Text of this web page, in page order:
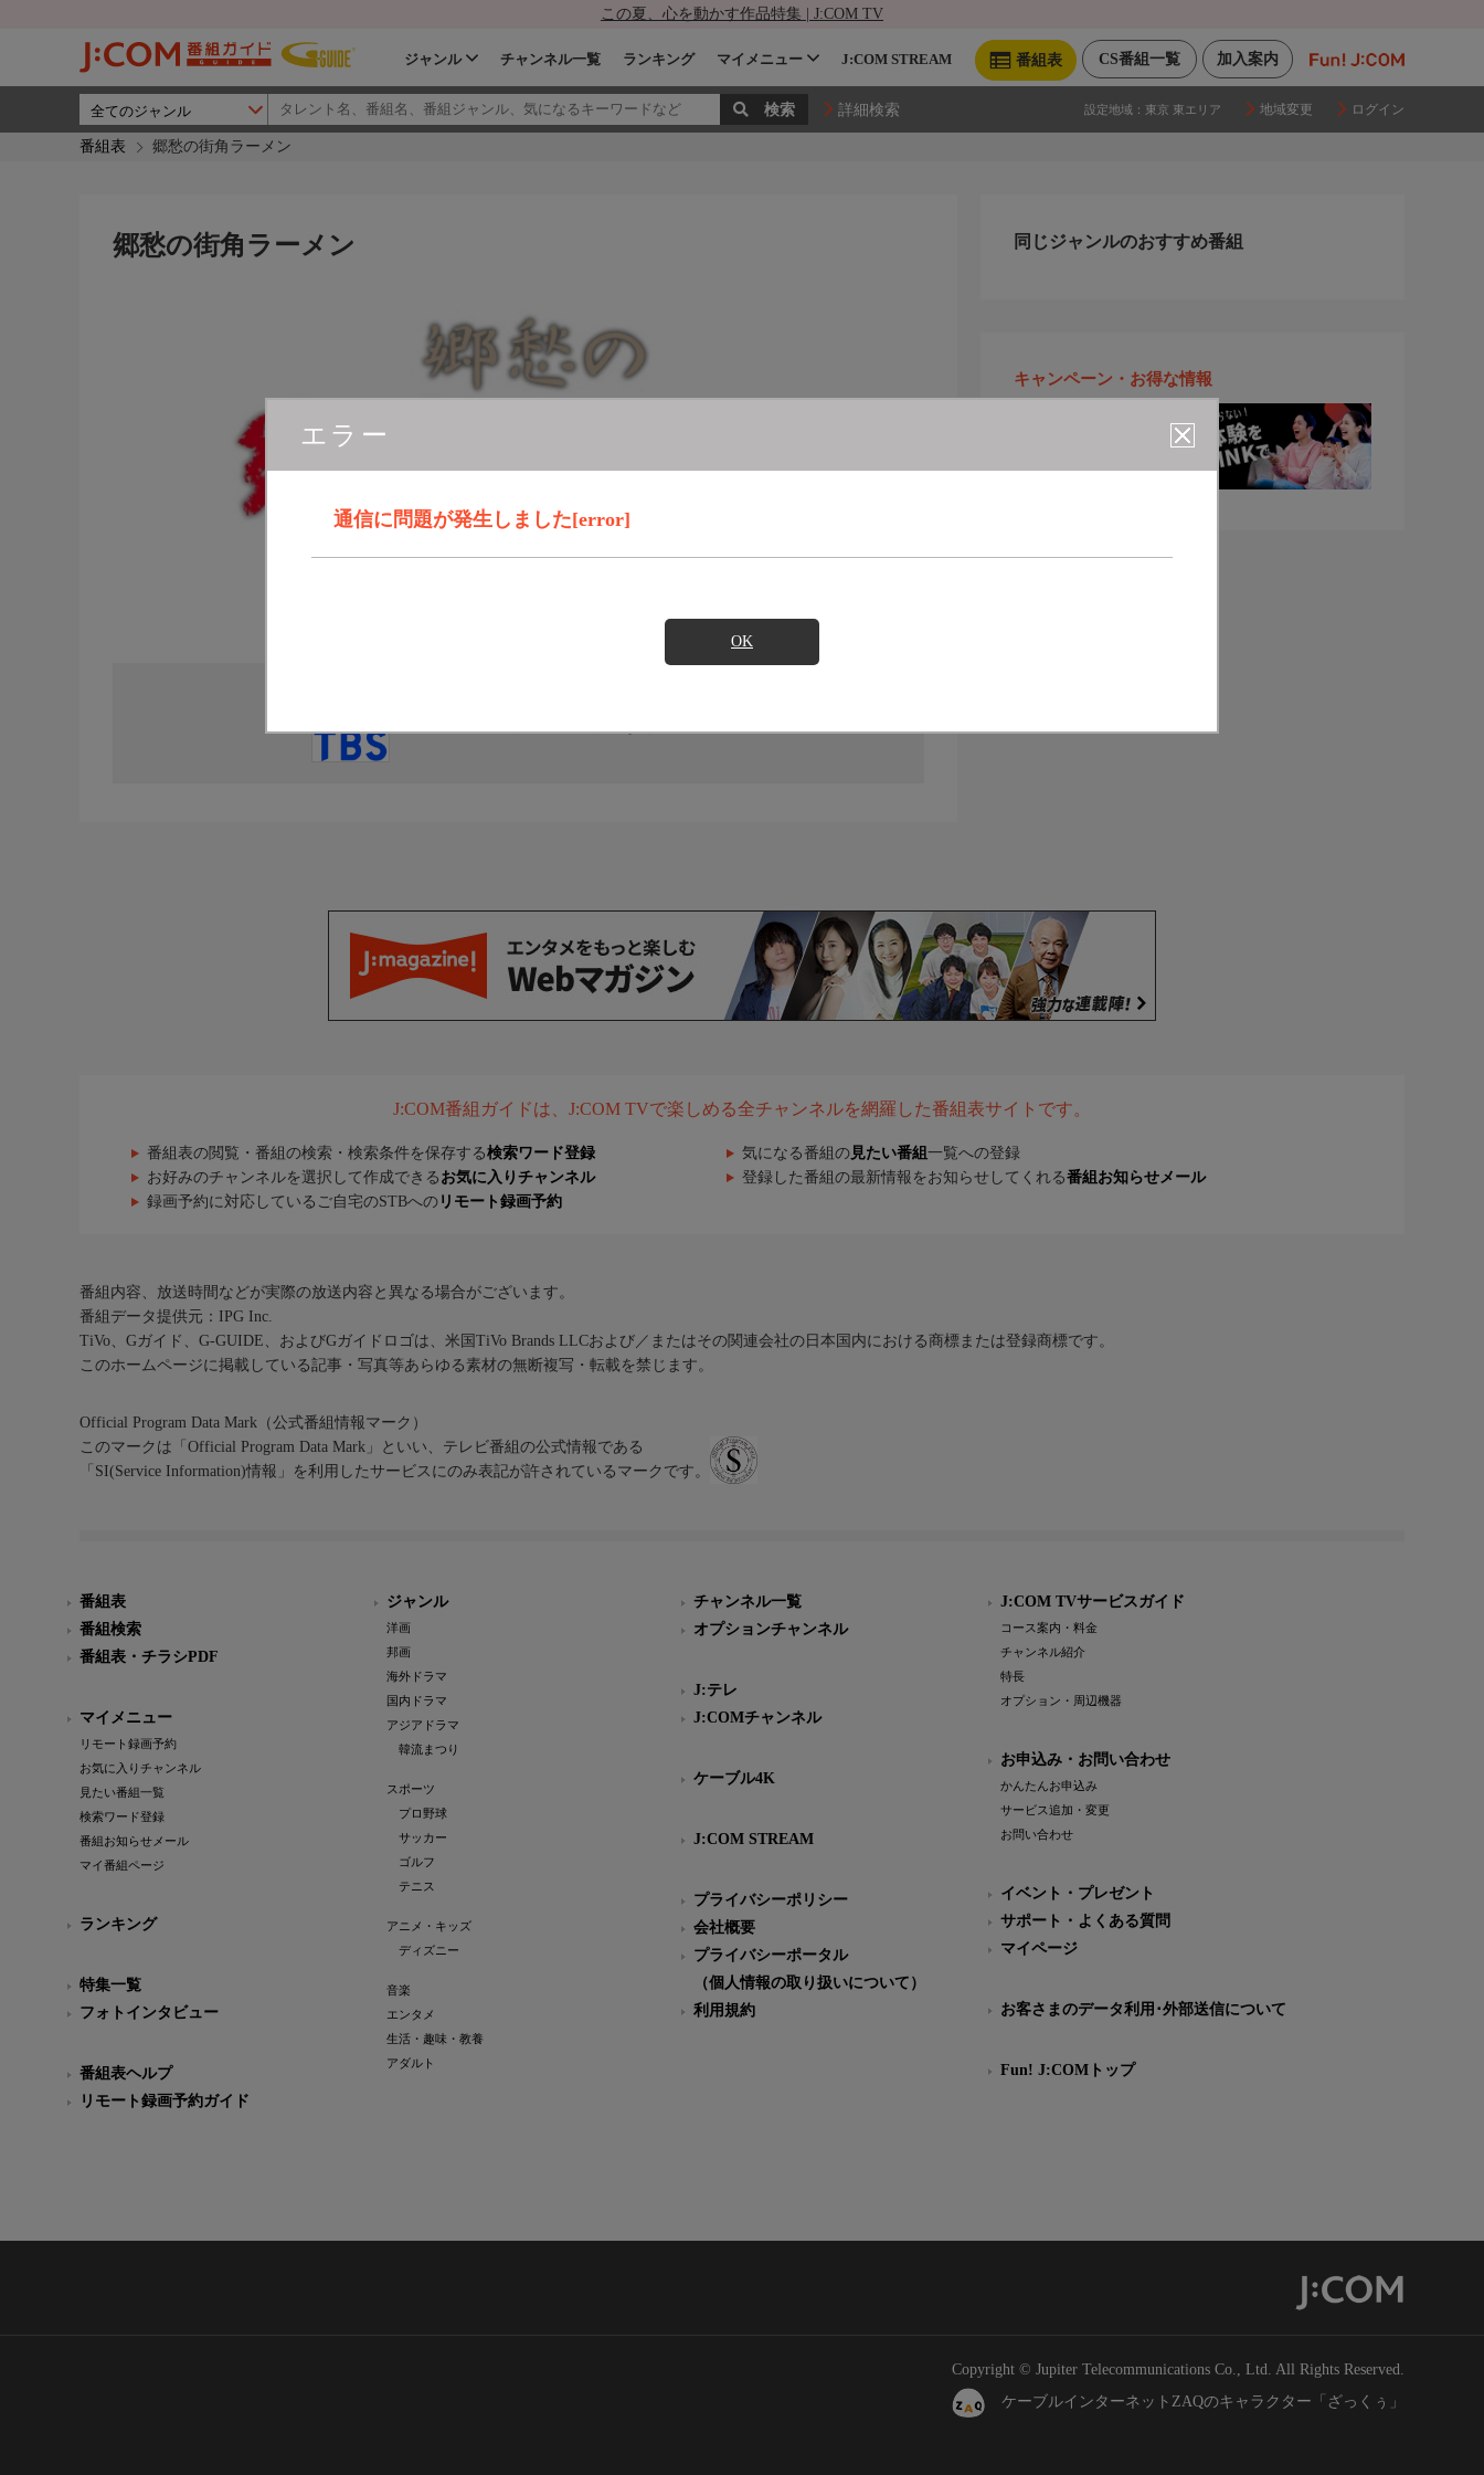
この夏、心を動かす作品特集 | J:COM TV
加入案内
CS番組一覧
番組表
ジャンル チャンネル一覧 ランキング マイメニュー J:COM STREAM
詳細検索 設定地域： 東京 東エリア 地域変更 ログイン
番組表 郷愁の街角ラーメン
エラー
通信に問題が発生しました[error]
OK
郷愁の街角ラーメン 同じジャンルのおすすめ番組
キャンペーン・お得な情報
J:COM番組ガイドは、J:COM TVで楽しめる全チャンネルを網羅した番組表サイトです。
番組表の閲覧・番組の検索・検索条件を保存する検索ワード登録 気になる番組の 見たい番組 一覧への登録
お好みのチャンネルを選択して作成できる お気に入りチャンネル 登録した番組の最新情報をお知らせしてくれる番組お知らせメール
録画予約に対応しているご自宅のSTBへの リモート録画予約
番組内容、放送時間などが実際の放送内容と異なる場合がございます。
番組データ提供元：IPG Inc.
TiVo、Gガイド、G-GUIDE、およびGガイドロゴは、米国TiVo Brands LLCおよび／またはその関連会社の日本国内における商標または登録商標です。
このホームページに掲載している記事・写真等あらゆる素材の無断複写・転載を禁じます。
Official Program Data Mark（公式番組情報マーク）
このマークは「Official Program Data Mark」といい、テレビ番組の公式情報である
「SI(Service Information)情報」を利用したサービスにのみ表記が許されているマークです。
番組表
番組検索
番組表・チラシPDF
マイメニュー
リモート録画予約
お気に入りチャンネル
見たい番組一覧
検索ワード登録
番組お知らせメール
マイ番組ページ
ランキング
特集一覧
フォトインタビュー
番組表ヘルプ
リモート録画予約ガイド
ジャンル
洋画
邦画
海外ドラマ
国内ドラマ
アジアドラマ
韓流まつり
スポーツ
プロ野球
サッカー
ゴルフ
テニス
アニメ・キッズ
ディズニー
音楽
エンタメ
生活・趣味・教養
アダルト
チャンネル一覧
オプションチャンネル
J:テレ
J:COMチャンネル
ケーブル4K
J:COM STREAM
プライバシーポリシー
会社概要
プライバシーポータル
（個人情報の取り扱いについて）
利用規約
J:COM TVサービスガイド
コース案内・料金
チャンネル紹介
特長
オプション・周辺機器
お申込み・お問い合わせ
かんたんお申込み
サービス追加・変更
お問い合わせ
イベント・プレゼント
サポート・よくある質問
マイページ
お客さまのデータ利用･外部送信について
Fun! J:COMトップ
Copyright © Jupiter Telecommunications Co., Ltd. All Rights Reserved.
ケーブルインターネットZAQのキャラクター「ざっくぅ」